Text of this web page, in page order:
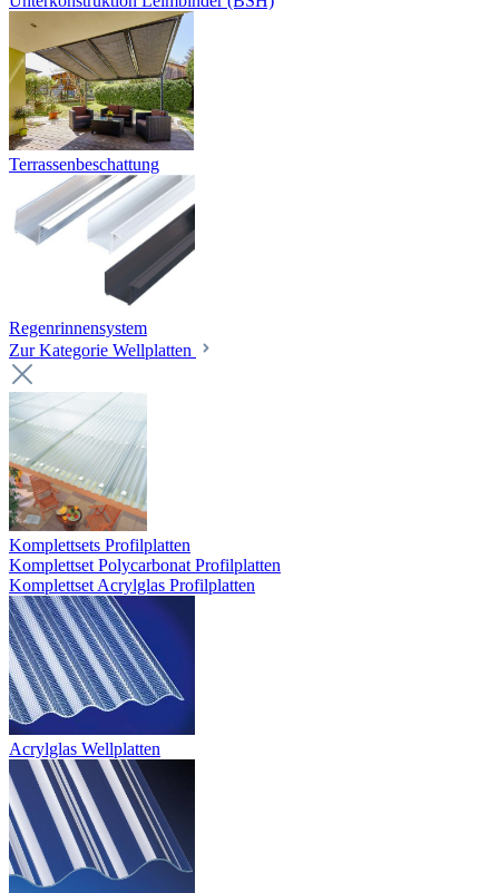
Terrassenbeschattung
Regenrinnensystem
Zur Kategorie Wellplatten
Komplettsets Profilplatten
Komplettset Polycarbonat Profilplatten
Komplettset Acrylglas Profilplatten
Acrylglas Wellplatten